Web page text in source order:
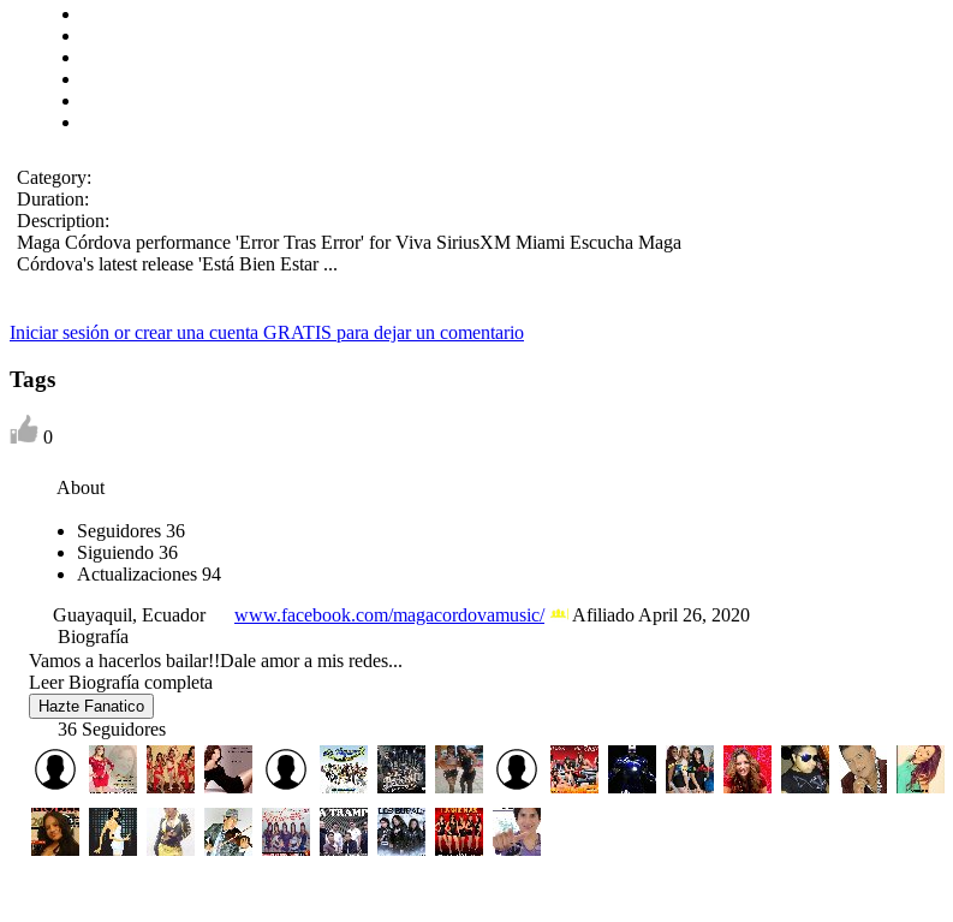
Category:
Duration:
Description:
Maga Córdova performance 'Error Tras Error' for Viva SiriusXM Miami Escucha Maga
Córdova's latest release 'Está Bien Estar ...
Iniciar sesión or crear una cuenta GRATIS para dejar un comentario
Tags
0
About
Seguidores 36
Siguiendo 36
Actualizaciones 94
Guayaquil, Ecuador
www.facebook.com/magacordovamusic/
Afiliado April 26, 2020
Biografía
Vamos a hacerlos bailar!!Dale amor a mis redes...
Leer Biografía completa
Hazte Fanatico
36 Seguidores